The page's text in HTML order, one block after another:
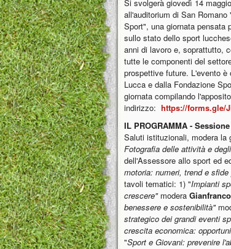
Si svolgerà giovedì 14
all'auditorium di San
Sport", una giornata pensata
sullo stato dello sport
anni di lavoro e, soprattutto,
tutte le componenti del
prospettive future. L'evento
Lucca e dalla Fondazione
giornata compilando
indirizzo: https://forms.gle/
IL PROGRAMMA -
Saluti istituzionali, modera la
Fotografia delle attività e
dell'Assessore allo sport ed
motoria: numeri, trend e sfide
tavoli tematici: 1) "Impianti
crescere" modera
benessere e sostenibilità"
strategico dei grandi eventi
crescita economica:
"Sport e Giovani: prevenire